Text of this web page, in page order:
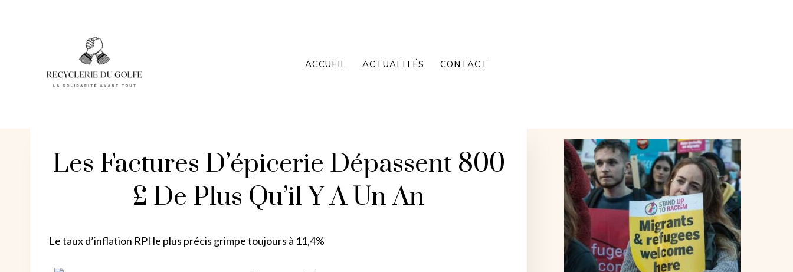
ACCUEIL ACTUALITÉS CONTACT
Les Factures D’épicerie Dépassent 800
£ De Plus Qu’il Y A Un An
Le taux d’inflation RPI le plus précis grimpe toujours à 11,4%